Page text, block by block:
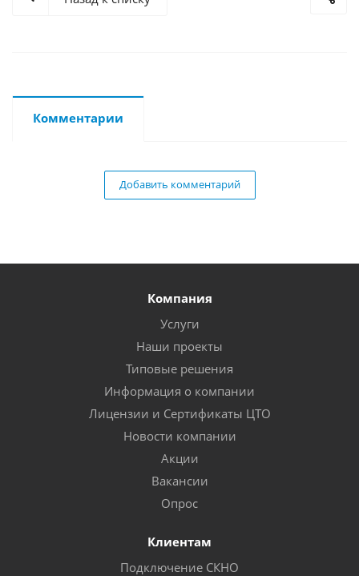
Комментарии
Добавить комментарий
Компания
Услуги
Наши проекты
Типовые решения
Информация о компании
Лицензии и Сертификаты ЦТО
Новости компании
Акции
Вакансии
Опрос
Клиентам
Подключение СКНО